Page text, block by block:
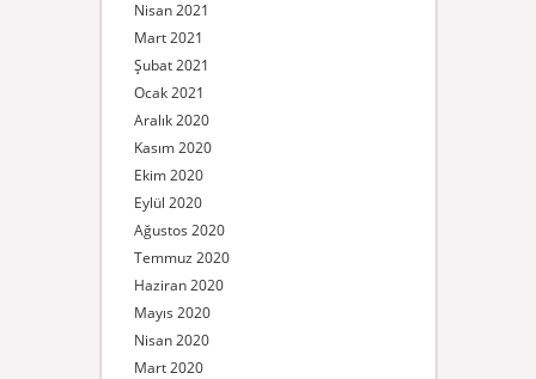
Nisan 2021
Mart 2021
Şubat 2021
Ocak 2021
Aralık 2020
Kasım 2020
Ekim 2020
Eylül 2020
Ağustos 2020
Temmuz 2020
Haziran 2020
Mayıs 2020
Nisan 2020
Mart 2020